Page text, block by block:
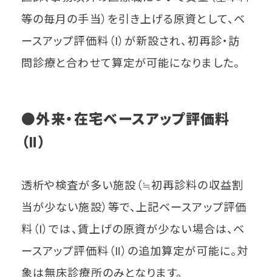
等の毎月の手当）を引き上げる原資として、ベ
ースアップ評価料（Ⅰ）が新設され、初再診・訪
問診療と合わせて算定が可能になりました。
●外来・在宅ベースアップ評価料
（Ⅱ）
透析や検査が多い施設（≒初再診料の収益割
当が少ない施設）等で、上記ベースアップ評価
料（Ⅰ）では、賃上げの原資が少ない場合は、ベ
ースアップ評価料（Ⅱ）の追加算定が可能に。対
象は無床診療所のみとなります。